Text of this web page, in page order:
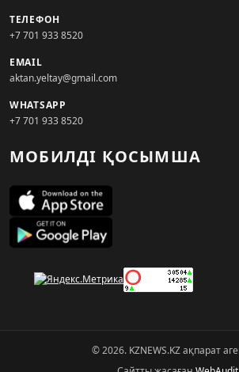
ТЕЛЕФОН
+7 701 933 8520
EMAIL
aktan.yeltay@gmail.com
WHATSAPP
+7 701 933 8520
МОБИЛДІ ҚОСЫМША
© 2026. KZNEWS.KZ ақпарат